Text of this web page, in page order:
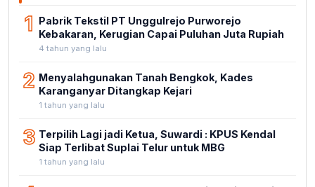
1 Pabrik Tekstil PT Unggulrejo Purworejo
Kebakaran, Kerugian Capai Puluhan Juta Rupiah
4 tahun yang lalu
2 Menyalahgunakan Tanah Bengkok, Kades
Karanganyar Ditangkap Kejari
1 tahun yang lalu
3 Terpilih Lagi jadi Ketua, Suwardi : KPUS Kendal
Siap Terlibat Suplai Telur untuk MBG
1 tahun yang lalu